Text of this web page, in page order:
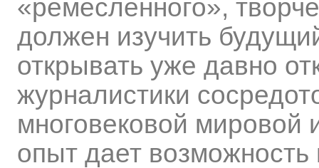
«ремесленного»,
должен изучить
открывать уже давно
журналистики
многовековой мировой
опыт дает